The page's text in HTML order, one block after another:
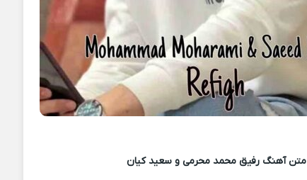
متن آهنگ رفیق محمد محرمی و سعید کیان